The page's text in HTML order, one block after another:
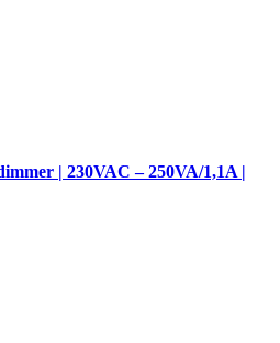
| 230VAC – 250VA/1,1A |